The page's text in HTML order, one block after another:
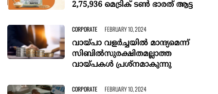
2,75,936 മെട്രിക് ടണ്‍ ഭാരത് ആട്ട
CORPORATE FEBRUARY 10, 2024
വായ്പാ വളര്‍ച്ചയില്‍ മാന്ദ്യമെന്ന്
സിബില്‍സുരക്ഷിതമല്ലാത്ത
വായ്പകള്‍ പ്രശ്‌നമാകുന്നു
CORPORATE FEBRUARY 10, 2024